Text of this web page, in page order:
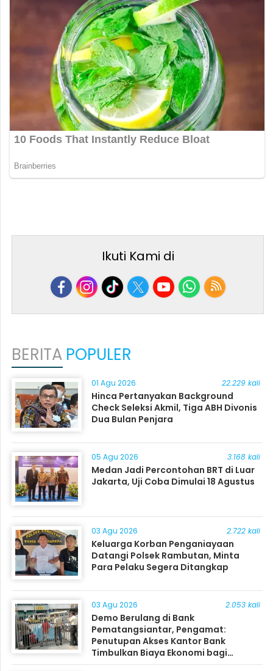
Ikuti Kami di
BERITA POPULER
01 Agu 2026 22.229 kali
Hinca Pertanyakan Background
Check Seleksi Akmil, Tiga ABH Divonis
Dua Bulan Penjara
05 Agu 2026 3.168 kali
Medan Jadi Percontohan BRT di Luar
Jakarta, Uji Coba Dimulai 18 Agustus
03 Agu 2026 2.722 kali
Keluarga Korban Penganiayaan
Datangi Polsek Rambutan, Minta
Para Pelaku Segera Ditangkap
03 Agu 2026 2.053 kali
Demo Berulang di Bank
Pematangsiantar, Pengamat:
Penutupan Akses Kantor Bank
Timbulkan Biaya Ekonomi bagi
Masyarakat